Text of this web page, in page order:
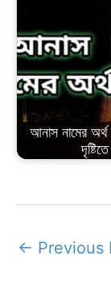
আনাস নামের অর্থ
← Previous